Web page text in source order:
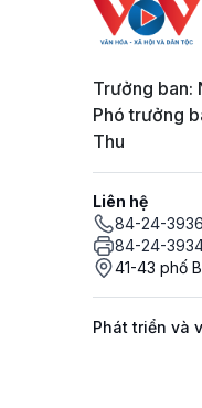
Trưởng ban:
Phó trưởng
Thu
Liên hệ
84-24-
84-24-
41-43 phố
Phát triển và